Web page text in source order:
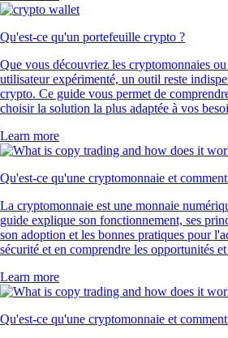
Qu'est-ce qu'un portefeuille crypto ?
Que vous découvriez les cryptomonnaies
utilisateur expérimenté, un outil reste
crypto. Ce guide vous permet de
choisir la solution la plus adaptée à vos
Learn more
Qu'est-ce qu'une cryptomonnaie et
La cryptomonnaie est une monnaie
guide explique son fonctionnement, ses
son adoption et les bonnes pratiques pour
sécurité et en comprendre les opportunités
Learn more
Qu'est-ce qu'une cryptomonnaie et